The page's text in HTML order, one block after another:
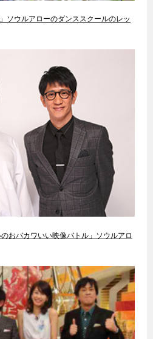
ソウルアローのダンススクールのレッ
おバカワいい映像バトル」ソウルアロ